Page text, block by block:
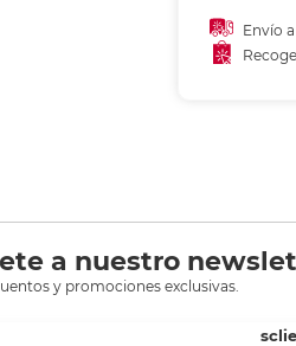
Material
prolongado.
Envío
a nuestro
y promociones exclusivas.